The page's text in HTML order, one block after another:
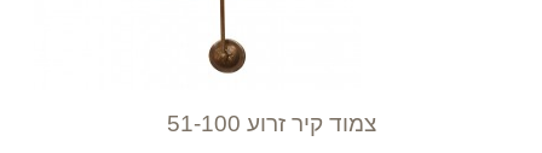
צמוד קיר זרוע 51-100